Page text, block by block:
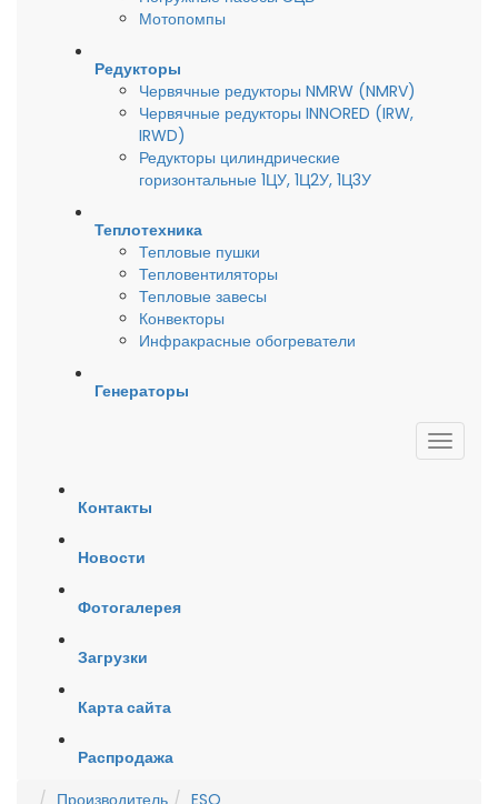
Мотопомпы
Редукторы
Червячные редукторы NMRW (NMRV)
Червячные редукторы INNORED (IRW,
IRWD)
Редукторы цилиндрические
горизонтальные 1ЦУ, 1Ц2У, 1Ц3У
Теплотехника
Тепловые пушки
Тепловентиляторы
Тепловые завесы
Конвекторы
Инфракрасные обогреватели
Генераторы
Контакты
Новости
Фотогалерея
Загрузки
Карта сайта
Распродажа
Производитель
ESQ